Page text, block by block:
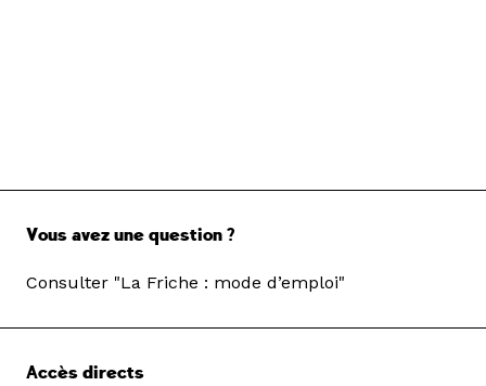
Vous avez une question ?
Consulter "La Friche : mode d’emploi"
Accès directs